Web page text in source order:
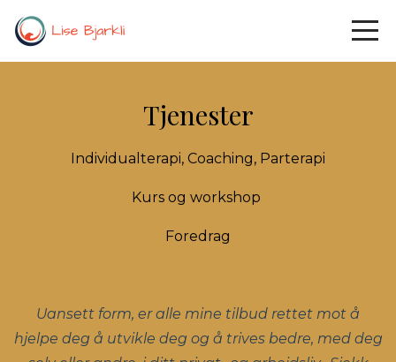
Tjenester
Individualterapi, Coaching, Parterapi
Kurs og workshop
Foredrag
Uansett form, er alle mine tilbud rettet mot å
hjelpe deg å utvikle deg og å trives bedre, med deg